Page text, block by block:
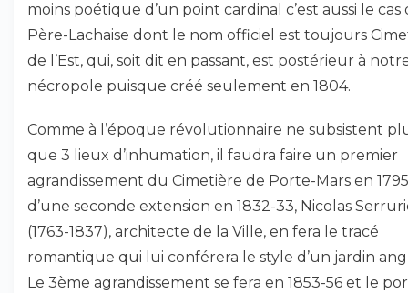
moins poétique d’un point cardinal c’est aussi le cas
Père-Lachaise dont le nom officiel est toujours
de l’Est, qui, soit dit en passant, est postérieur à
nécropole puisque créé seulement en 1804.
Comme à l’époque révolutionnaire ne subsistent
que 3 lieux d’inhumation, il faudra faire un premier
agrandissement du Cimetière de Porte-Mars en
d’une seconde extension en 1832-33, Nicolas
(1763-1837), architecte de la Ville, en fera le tracé
romantique qui lui conférera le style d’un jardin
Le 3ème agrandissement se fera en 1853-56 et le